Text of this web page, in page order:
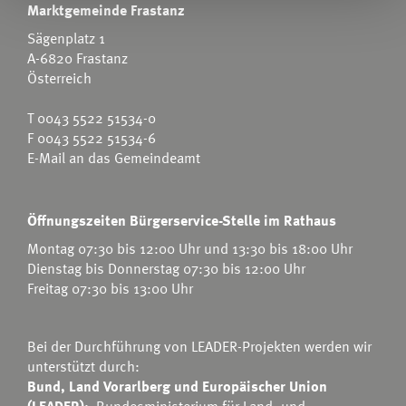
Marktgemeinde Frastanz
Sägenplatz 1
A-6820 Frastanz
Österreich
T0043 5522 51534-0
F 0043 5522 51534-6
E-Mail an das Gemeindeamt
Öffnungszeiten Bürgerservice-Stelle im Rathaus
Montag 07:30 bis 12:00 Uhr und 13:30 bis 18:00 Uhr
Dienstag bis Donnerstag 07:30 bis 12:00 Uhr
Freitag 07:30 bis 13:00 Uhr
Bei der Durchführung von LEADER-Projekten werden wir
unterstützt durch:
Bund, Land Vorarlberg und Europäischer Union